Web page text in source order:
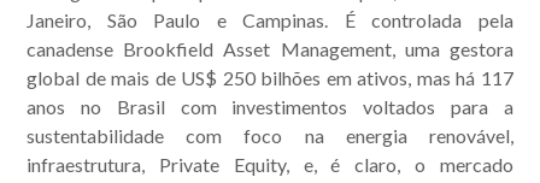
Janeiro, São Paulo e Campinas. É controlada pela
canadense Brookfield Asset Management, uma gestora
global de mais de US$ 250 bilhões em ativos, mas há 117
anos no Brasil com investimentos voltados para a
sustentabilidade com foco na energia renovável,
infraestrutura, Private Equity, e, é claro, o mercado